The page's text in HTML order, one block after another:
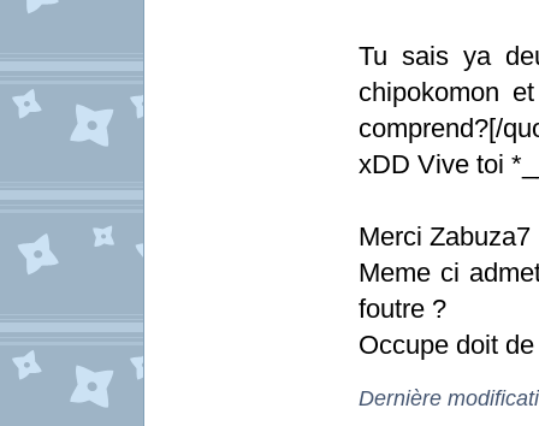
Tu sais ya
chipokomon
comprend?[/
xDD Vive toi
Merci
Meme ci
foutre ?
Occupe doit
Dernière